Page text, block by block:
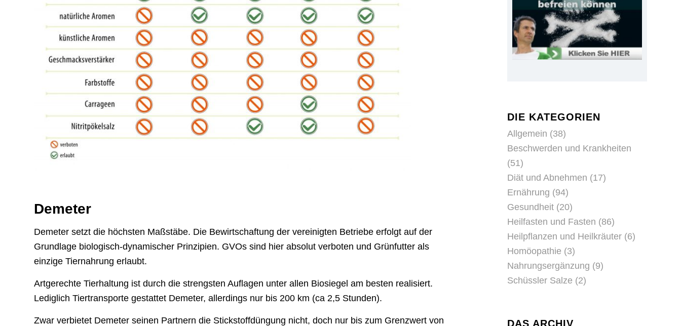
Demeter
Demeter setzt die höchsten Maßstäbe. Die Bewirtschaftung der vereinigten Betriebe erfolgt auf der
Grundlage biologisch-dynamischer Prinzipien. GVOs sind hier absolut verboten und Grünfutter als
einzige Tiernahrung erlaubt.
Artgerechte Tierhaltung ist durch die strengsten Auflagen unter allen Biosiegel am besten realisiert.
Lediglich Tiertransporte gestattet Demeter, allerdings nur bis 200 km (ca 2,5 Stunden).
Zwar verbietet Demeter seinen Partnern die Stickstoffdüngung nicht, doch nur bis zum Grenzwert von
DIE KATEGORIEN
Allgemein (38)
Beschwerden und Krankheiten
(51)
Diät und Abnehmen (17)
Ernährung (94)
Gesundheit (20)
Heilfasten und Fasten (86)
Heilpflanzen und Heilkräuter (6)
Homöopathie (3)
Nahrungsergänzung (9)
Schüssler Salze (2)
DAS ARCHIV